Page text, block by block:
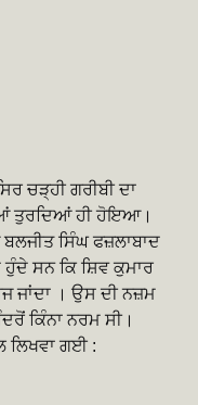
ਚੜ੍ਹੀ ਗਰੀਬੀ ਦਾ
ਤੁਰਦਿਆਂ ਹੀ ਹੋਇਆ।
ਸਿੰਘ ਫਜ਼ਲਾਬਾਦ
ਸਨ ਕਿ ਸ਼ਿਵ ਕੁਮਾਰ
ਜਾਂਦਾ । ਉਸ ਦੀ ਨਜ਼ਮ
ਕਿੰਨਾ ਨਰਮ ਸੀ।
ਲਿਖਵਾ ਗਈ :